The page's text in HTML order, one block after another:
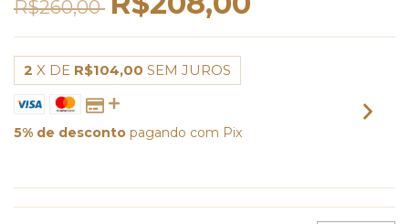
R$260,00
2 X DE R$104,00 SEM JUROS
5% de desconto pagando com Pix